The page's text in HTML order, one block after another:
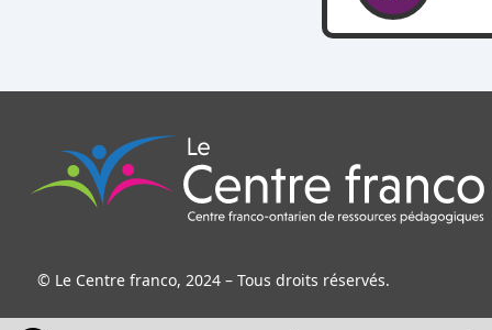
© Le Centre franco, 2024 – Tous droits réservés.